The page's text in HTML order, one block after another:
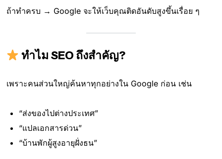
ถ้าทำครบ → Google จะให้เว็บคุณติดอันดับสูงขึ้นเรื่อย ๆ
ทำไม SEO ถึงสำคัญ?
เพราะคนส่วนใหญ่ค้นหาทุกอย่างใน Google ก่อน เช่น
“ส่งของไปต่างประเทศ”
“แปลเอกสารด่วน”
“บ้านพักผู้สูงอายุฝั่งธน”